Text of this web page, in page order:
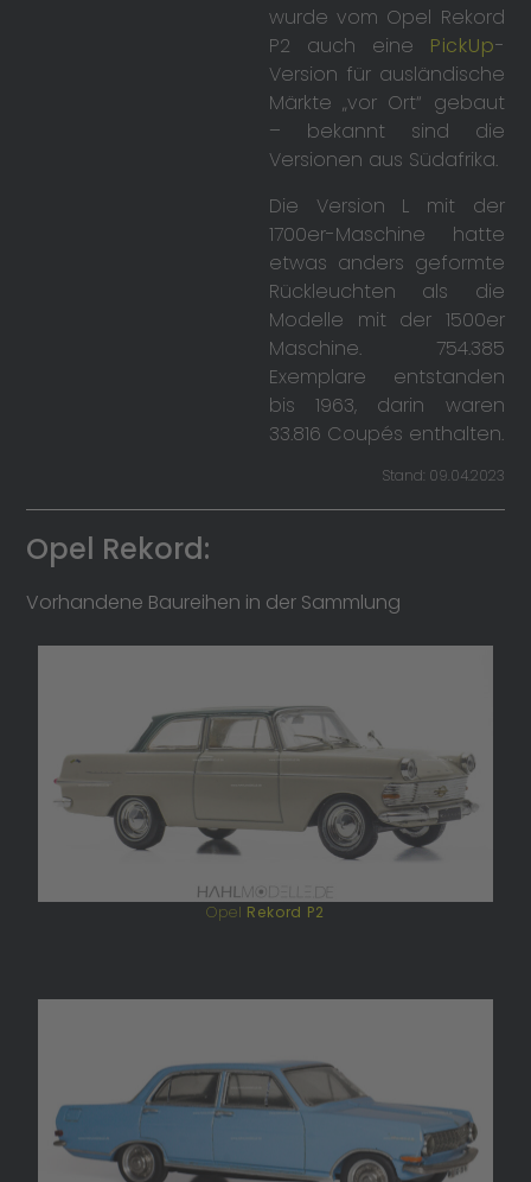
wurde vom Opel Rekord
P2 auch eine PickUp-
Version für ausländische
Märkte „vor Ort“ gebaut
– bekannt sind die
Versionen aus Südafrika.
Die Version L mit der
1700er-Maschine hatte
etwas anders geformte
Rückleuchten als die
Modelle mit der 1500er
Maschine. 754.385
Exemplare entstanden
bis 1963, darin waren
33.816 Coupés enthalten.
Stand: 09.04.2023
Opel Rekord:
Vorhandene Baureihen in der Sammlung
Opel Rekord P2